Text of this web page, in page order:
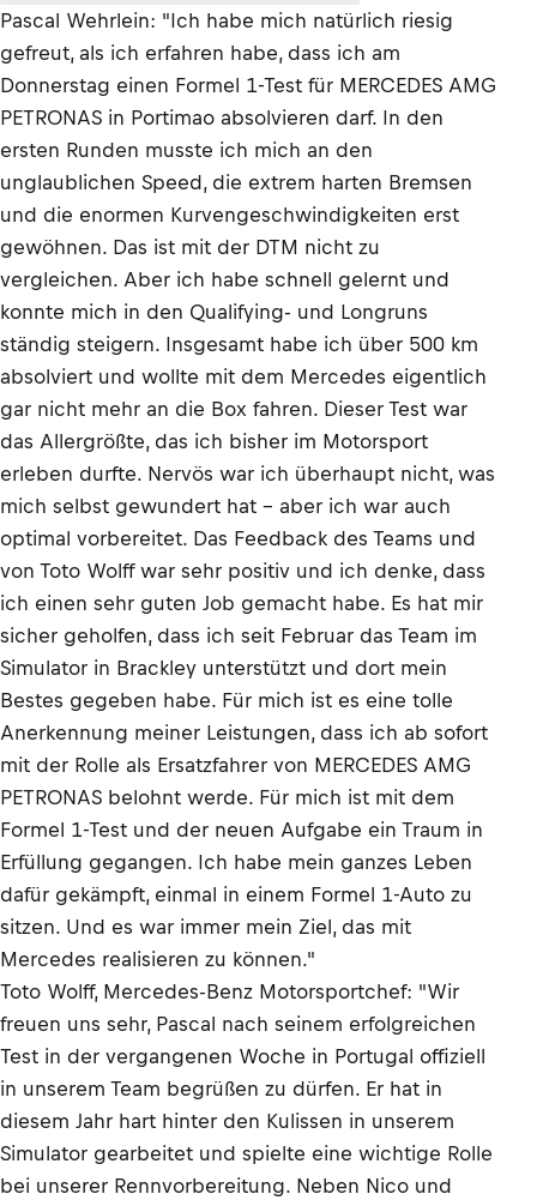
Pascal Wehrlein: "Ich habe mich natürlich riesig
gefreut, als ich erfahren habe, dass ich am
Donnerstag einen Formel 1-Test für MERCEDES AMG
PETRONAS in Portimao absolvieren darf. In den
ersten Runden musste ich mich an den
unglaublichen Speed, die extrem harten Bremsen
und die enormen Kurvengeschwindigkeiten erst
gewöhnen. Das ist mit der DTM nicht zu
vergleichen. Aber ich habe schnell gelernt und
konnte mich in den Qualifying- und Longruns
ständig steigern. Insgesamt habe ich über 500 km
absolviert und wollte mit dem Mercedes eigentlich
gar nicht mehr an die Box fahren. Dieser Test war
das Allergrößte, das ich bisher im Motorsport
erleben durfte. Nervös war ich überhaupt nicht, was
mich selbst gewundert hat - aber ich war auch
optimal vorbereitet. Das Feedback des Teams und
von Toto Wolff war sehr positiv und ich denke, dass
ich einen sehr guten Job gemacht habe. Es hat mir
sicher geholfen, dass ich seit Februar das Team im
Simulator in Brackley unterstützt und dort mein
Bestes gegeben habe. Für mich ist es eine tolle
Anerkennung meiner Leistungen, dass ich ab sofort
mit der Rolle als Ersatzfahrer von MERCEDES AMG
PETRONAS belohnt werde. Für mich ist mit dem
Formel 1-Test und der neuen Aufgabe ein Traum in
Erfüllung gegangen. Ich habe mein ganzes Leben
dafür gekämpft, einmal in einem Formel 1-Auto zu
sitzen. Und es war immer mein Ziel, das mit
Mercedes realisieren zu können."
Toto Wolff, Mercedes-Benz Motorsportchef: "Wir
freuen uns sehr, Pascal nach seinem erfolgreichen
Test in der vergangenen Woche in Portugal offiziell
in unserem Team begrüßen zu dürfen. Er hat in
diesem Jahr hart hinter den Kulissen in unserem
Simulator gearbeitet und spielte eine wichtige Rolle
bei unserer Rennvorbereitung. Neben Nico und